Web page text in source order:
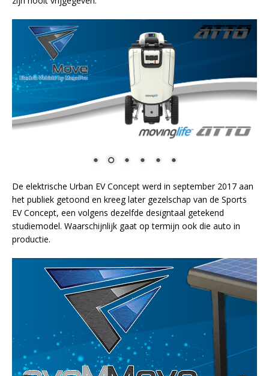
De elektrische Urban EV Concept werd in september 2017 aan
het publiek getoond en kreeg later gezelschap van de Sports
EV Concept, een volgens dezelfde designtaal getekend
studiemodel. Waarschijnlijk gaat op termijn ook die auto in
productie.